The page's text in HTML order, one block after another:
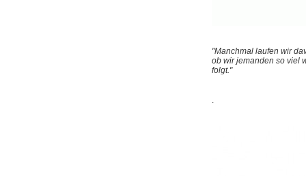
"Manchmal laufen wir
ob wir jemanden so viel
folgt."
.